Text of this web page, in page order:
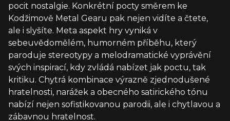
pocit nostalgie. Konkrétní pocty směrem ke
Kodžimově Metal Gearu pak nejen vidíte a čtete,
ale i slyšíte. Meta aspekt hry vyniká v
sebeuvědomělém, humorném příběhu, který
paroduje stereotypy a melodramatické vyprávění
svých inspirací, kdy zvládá nabízet jak poctu, tak
kritiku. Chytrá kombinace výrazně zjednodušené
hratelnosti, narážek a obecného satirického tónu
nabízí nejen sofistikovanou parodii, ale i chytlavou a
zábavnou hratelnost.